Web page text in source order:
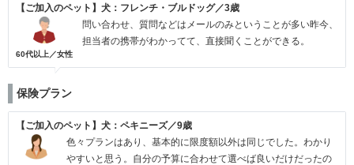
【ご加入のペット】犬：フレンチ・ブルドッグ／3歳
60代以上／女性
問い合わせ、質問などはメールのみということが多い昨今、
担当者の携帯がわかってて、直接聞くことができる。
保険プラン
【ご加入のペット】犬：ペキニーズ／9歳
色々プランはあり、基本的に限度額以外は同じでした。わかり
やすいと思う。自分の予算に合わせて選べば良いだけだったの